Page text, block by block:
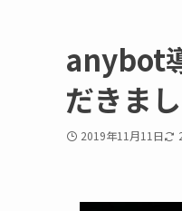
anybot
だきま
2019年11月11日